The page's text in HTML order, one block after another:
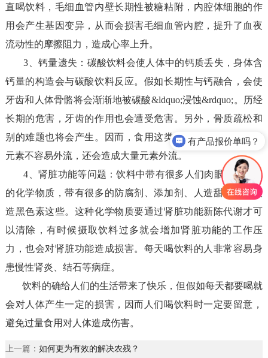
直喝饮料，毛细血管内壁长期性被糖粘附，内腔体细胞的作
用会产生基因变异，从而会损害毛细血管内腔，提升了血夜
流动性的摩擦阻力，造成心率上升。
3、钙量遗失：碳酸饮料会使人体中的钙质丢失，身体含
钙量的构造会与碳酸饮料反应。假如长期性与钙融合，会使
牙齿和人体骨骼将会渐渐地被碳酸&ldquo;浸蚀&rdquo;。历经
长期的危害，牙齿的作用也会遭受危害。另外，骨质疏松和
别的难题也将会产生。因而，食用这类饮料不但不可以确保
元素不容易外流，还会造成大量元素外流。
食品安全检测仪
4、肾脏功能等问题：饮料中带有很多人们肉眼不看得见
的化学物质，带有很多的防腐剂、添加剂、人造甜味素、人
造黑色素这些。这种化学物质要通过肾脏功能新陈代谢才可
以清除，有时候摄取饮料过多就会增加肾脏功能的工作压
力，也会对肾脏功能造成损害。每天喝饮料的人非常容易身
患慢性肾炎、结石等病症。
饮料的确给人们的生活带来了快乐，但假如每天都要喝就
会对人体产生一定的损害，因而人们喝饮料时一定要留意，
避免过量食用对人体造成伤害。
上一篇： 如何更为有效的解决农残？
有产品报价单吗？